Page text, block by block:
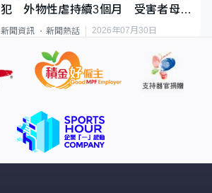
犯 外物性虐持續3個月 受害者母：
要保護其他人
新聞資訊 新聞熱話 2026年07月30日